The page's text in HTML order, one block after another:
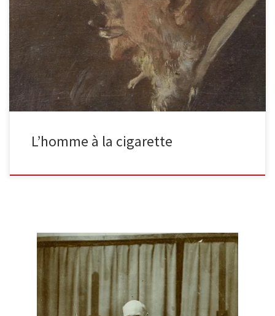
L’homme à la cigarette Huile sur toile signée en bas à gauche,
15×15 cm Nous aimons ces petits tableaux car […]
L’homme à la cigarette